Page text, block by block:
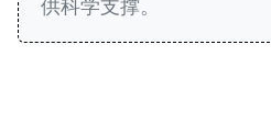
供科学支撑。